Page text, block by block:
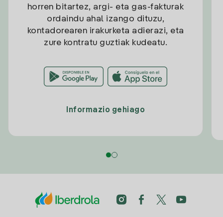
horren bitartez, argi- eta gas-fakturak
ordaindu ahal izango dituzu,
kontadorearen irakurketa adierazi, eta
zure kontratu guztiak kudeatu.
Informazio gehiago